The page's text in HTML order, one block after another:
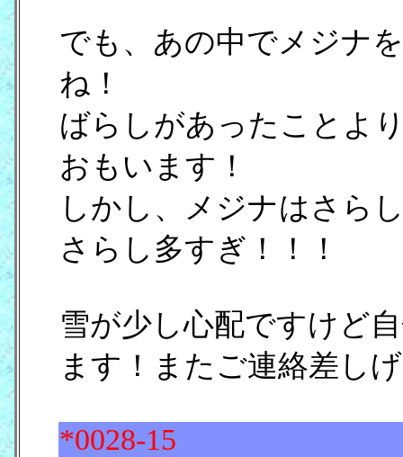
でも、あの中でメジナ
ね！
ばらしがあったことよ
おもいます！
しかし、メジナはさら
さらし多すぎ！！！
雪が少し心配ですけど
ます！またご連絡差し
*0028-15